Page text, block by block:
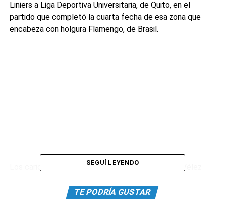
Liniers a Liga Deportiva Universitaria, de Quito, en el
partido que completó la cuarta fecha de esa zona que
encabeza con holgura Flamengo, de Brasil.
Los cariocas lideran con 10 puntos mientras que Vélez
rebasando así a los ecuatorianos que se quedaron con 4,
SEGUÍ LEYENDO
TE PODRÍA GUSTAR